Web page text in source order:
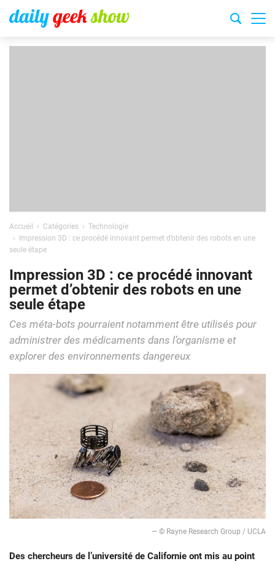
Accueil Catégories
Technologie
Impression 3D : ce procédé innovant permet d’obtenir des robots en une
seule étape
Impression 3D : ce procédé innovant
permet d’obtenir des robots en une
seule étape
Ces méta-bots pourraient notamment être utilisés pour
administrer des médicaments dans l’organisme et
explorer des environnements dangereux
— © Rayne Research Group / UCLA
Des chercheurs de l’université de Californie ont mis au point